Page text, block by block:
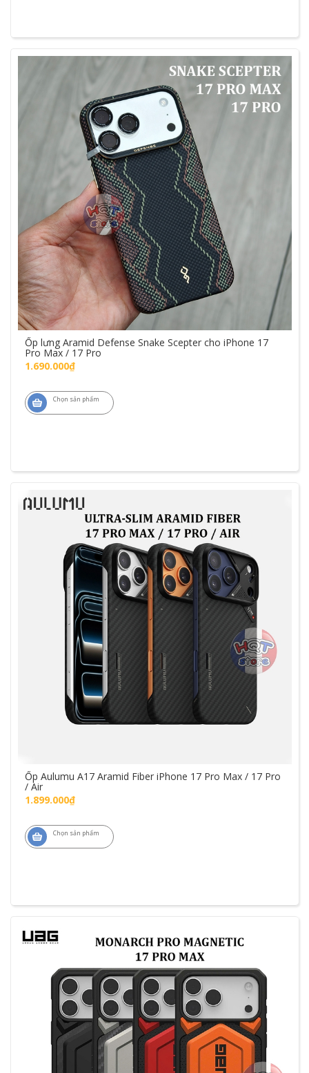
Ốp lưng Aramid Defense Snake Scepter cho iPhone 17
Pro Max / 17 Pro
1.690.000₫
Chọn sản phẩm
Ốp Aulumu A17 Aramid Fiber iPhone 17 Pro Max / 17 Pro
/ Air
1.899.000₫
Chọn sản phẩm